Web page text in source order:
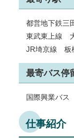
都営地下鉄三
東武東上線
JR埼京線 板
最寄バス停
国際興業バス
仕事紹介